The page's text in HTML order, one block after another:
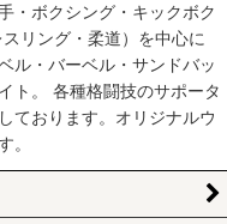
・ボクシング・キックボク
リング・柔道）を中心に
ル・バーベル・サンドバッ
ト。 各種格闘技のサポータ
ております。オリジナルウ
。